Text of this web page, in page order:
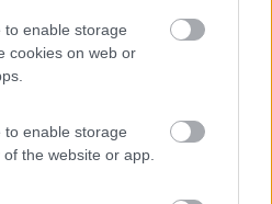
to enable storage
cookies on web or
to enable storage
the website or app.
intervento.[:I] Da pochi
), la versione 5.004 di Tyre che
con GoogleMaps implementata